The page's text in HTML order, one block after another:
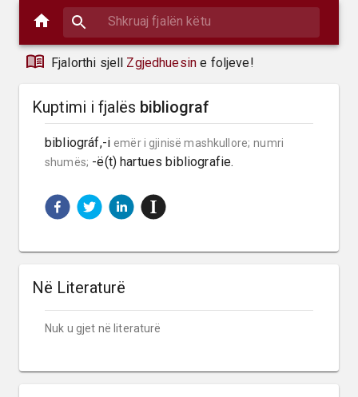
Fjalorthi sjell Zgjedhuesin e foljeve!
Kuptimi i fjalës bibliograf
bibliográf,-i emër i gjinisë mashkullore; numri
shumës; -ë(t) hartues bibliografie.
Në Literaturë
Nuk u gjet në literaturë